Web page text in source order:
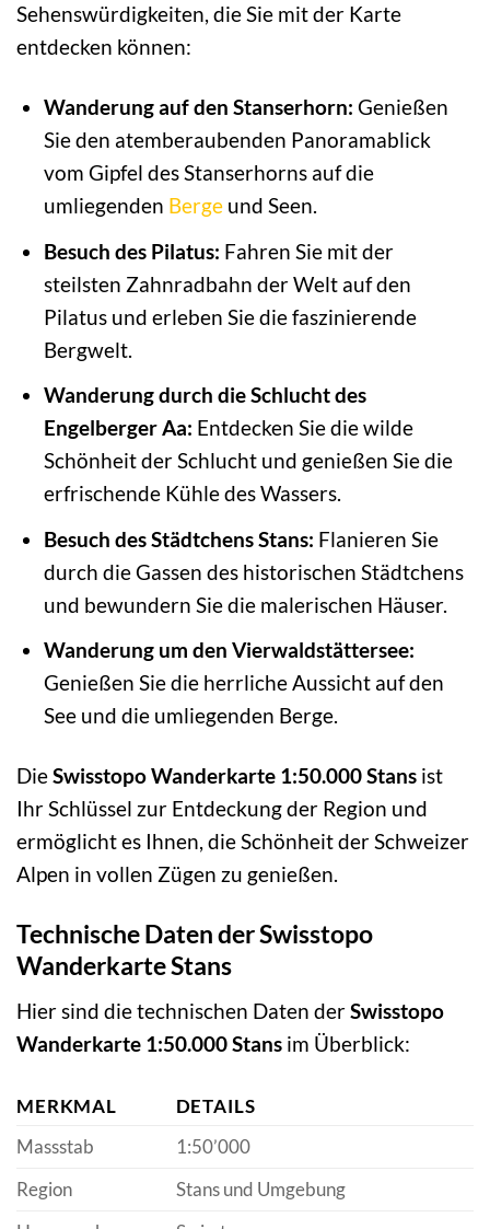
Sehenswürdigkeiten, die Sie mit der Karte
entdecken können:
Wanderung auf den Stanserhorn: Genießen
Sie den atemberaubenden Panoramablick
vom Gipfel des Stanserhorns auf die
umliegenden Bergeund Seen.
Besuch des Pilatus: Fahren Sie mit der
steilsten Zahnradbahn der Welt auf den
Pilatus und erleben Sie die faszinierende
Bergwelt.
Wanderung durch die Schlucht des
Engelberger Aa: Entdecken Sie die wilde
Schönheit der Schlucht und genießen Sie die
erfrischende Kühle des Wassers.
Besuch des Städtchens Stans: Flanieren Sie
durch die Gassen des historischen Städtchens
und bewundern Sie die malerischen Häuser.
Wanderung um den Vierwaldstättersee:
Genießen Sie die herrliche Aussicht auf den
See und die umliegenden Berge.
DieSwisstopo Wanderkarte 1:50.000 Stans ist
Ihr Schlüssel zur Entdeckung der Region und
ermöglicht es Ihnen, die Schönheit der Schweizer
Alpen in vollen Zügen zu genießen.
Technische Daten der Swisstopo
Wanderkarte Stans
Hier sind die technischen Daten derSwisstopo
Wanderkarte 1:50.000 Stans im Überblick:
MERKMAL
DETAILS
Massstab
1:50’000
Region
Stans und Umgebung